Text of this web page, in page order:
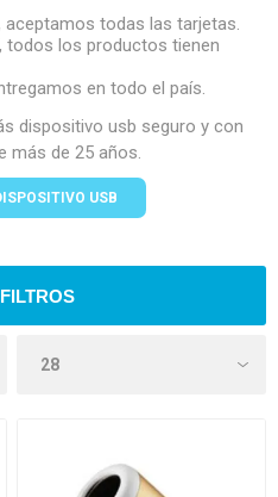
aceptamos todas las tarjetas.
todos los productos tienen
en todo el país.
dispositivo usb seguro y con
más de 25 años.
USB